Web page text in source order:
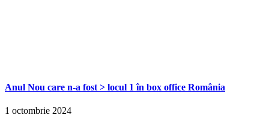
Anul Nou care n-a fost > locul 1 în box office România
1 octombrie 2024